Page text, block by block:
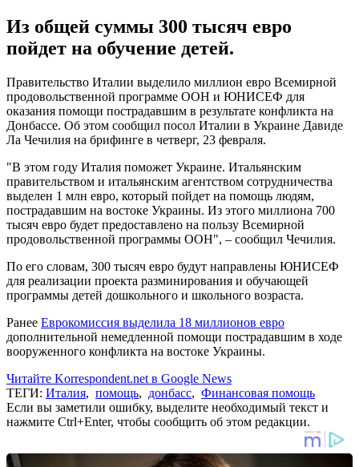
Из общей суммы 300 тысяч евро
пойдет на обучение детей.
Правительство Италии выделило миллион евро Всемирной
продовольственной программе ООН и ЮНИСЕФ для
оказания помощи пострадавшим в результате конфликта на
Донбассе. Об этом сообщил посол Италии в Украине Давиде
Ла Чечилия на брифинге в четверг, 23 февраля.
"В этом году Италия поможет Украине. Итальянским
правительством и итальянским агентством сотрудничества
выделен 1 млн евро, который пойдет на помощь людям,
пострадавшим на востоке Украины. Из этого миллиона 700
тысяч евро будет предоставлено на пользу Всемирной
продовольственной программы ООН", – сообщил Чечилия.
По его словам, 300 тысяч евро будут направлены ЮНИСЕФ
для реализации проекта разминирования и обучающей
программы детей дошкольного и школьного возраста.
Ранее Еврокомиссия выделила 18 миллионов евро
дополнительной немедленной помощи пострадавшим в ходе
вооруженного конфликта на востоке Украины.
Читайте Korrespondent.net в Google News
ТЕГИ: Италия, помощь, донбасс, Финансовая помощь
Если вы заметили ошибку, выделите необходимый текст и
нажмите Ctrl+Enter, чтобы сообщить об этом редакции.